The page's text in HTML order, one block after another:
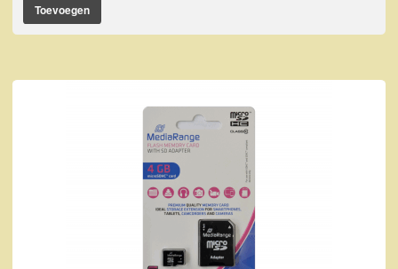
Toevoegen